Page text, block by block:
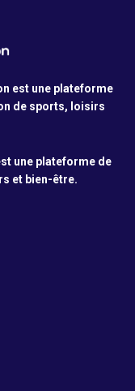
est une plateforme
de sports, loisirs
une plateforme de
et bien-être.